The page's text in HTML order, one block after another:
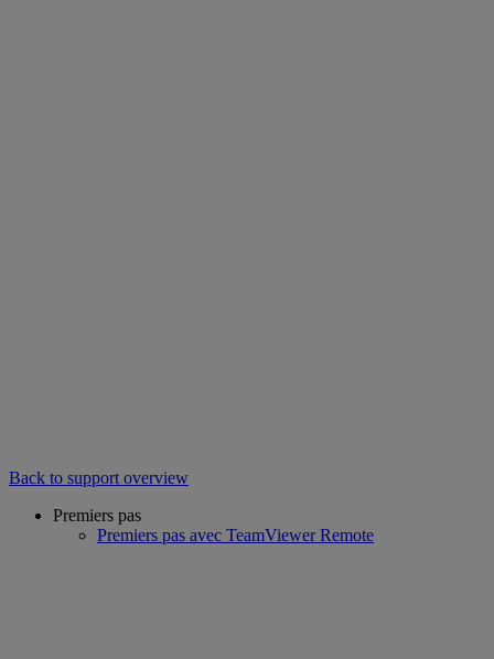
Back to support overview
Premiers pas
Premiers pas avec TeamViewer Remote